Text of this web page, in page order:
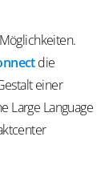
die
einer
Large Language